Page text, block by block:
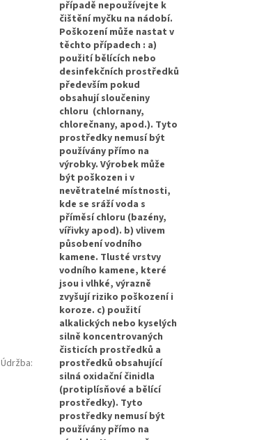
Údržba:
případě nepoužívejte k
čištění myčku na nádobí.
Poškození může nastat v
těchto případech : a)
použití bělících nebo
desinfekčních prostředků
především pokud
obsahují sloučeniny
chloru (chlornany,
chlorečnany, apod.). Tyto
prostředky nemusí být
používány přímo na
výrobky. Výrobek může
být poškozen i v
nevětratelné místnosti,
kde se sráží voda s
příměsí chloru (bazény,
vířivky apod). b) vlivem
působení vodního
kamene. Tlusté vrstvy
vodního kamene, které
jsou i vlhké, výrazně
zvyšují riziko poškození i
koroze. c) použití
alkalických nebo kyselých
silně koncentrovaných
čisticích prostředků a
prostředků obsahující
silná oxidační činidla
(protiplísňové a bělící
prostředky). Tyto
prostředky nemusí být
používány přímo na